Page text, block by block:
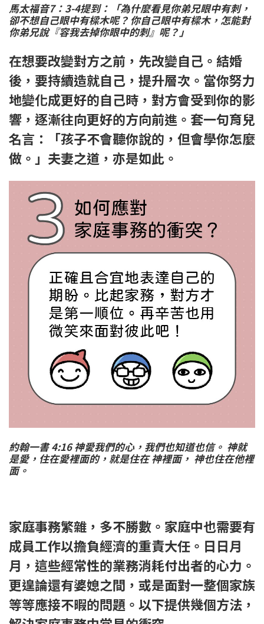
馬太福音7：3-4提到：「為什麼看見你弟兄眼中有刺，
卻不想自己眼中有樑木呢？ 你自己眼中有樑木，怎能對
你弟兄說『容我去掉你眼中的刺』呢？」
在想要改變對方之前，先改變自己。結婚
後，要持續造就自己，提升層次。當你努力
地變化成更好的自己時，對方會受到你的影
響，逐漸往向更好的方向前進。套一句育兒
名言：「孩子不會聽你說的，但會學你怎麼
做。」夫妻之道，亦是如此。
約翰一書 4:16 神愛我們的心，我們也知道也信。 神就
是愛，住在愛裡面的，就是住在 神裡面， 神也住在他裡
面。
家庭事務繁雜，多不勝數。家庭中也需要有
成員工作以擔負經濟的重責大任。日日月
月，這些經常性的業務消耗付出者的心力。
更遑論還有婆媳之間，或是面對一整個家族
等等應接不暇的問題。以下提供幾個方法，